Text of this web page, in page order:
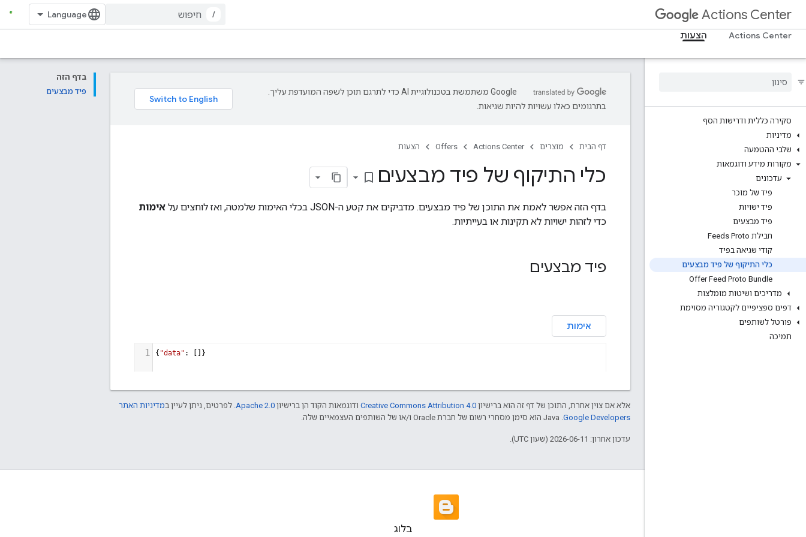
Actions Center
/
Actions Center
הצעות
סקירה כללית ודרישות הסף
מדיניות
שלבי ההטמעה
מקורות מידע ודוגמאות
עדכונים
פיד של מוֹכר
פיד ישויות
פיד מבצעים
חבילת Feeds Proto
קודי שגיאה בפיד
כלי התיקוף של פיד מבצעים
Offer Feed Proto Bundle
מדריכים ושיטות מומלצות
דפים ספציפיים לקטגוריה מסוימת
פורטל לשותפים
תמיכה
בדף הזה
פיד מבצעים
‫Google משתמשת בטכנולוגיית AI כדי לתרגם תוכן לשפה המועדפת עליך.
בתרגומים כאלו עשויות להיות שגיאות.
דף הבית מוצרים Actions Center
Offers הצעות
כלי התיקוף של פיד מבצעים bookmark_border
בדף הזה אפשר לאמת את התוכן של פיד מבצעים. מדביקים את קטע ה-JSON בכלי האימות שלמטה, ואז לוחצים על
אימות
כדי לזהות ישויות לא תקינות או בעייתיות.
פיד מבצעים
אלא אם צוין אחרת, התוכן של דף זה הוא ברישיון Creative Commons Attribution 4.0 ודוגמאות הקוד הן ברישיון Apache 2.0 . לפרטים, ניתן לעיין במדיניות האתר
Google Developers‏
עדכון אחרון: 2026-06-11 (שעון UTC).
בלוג